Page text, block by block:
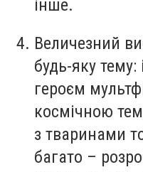
інше.
Величезний
будь-яку
героєм
космічною
з тваринами
багато –